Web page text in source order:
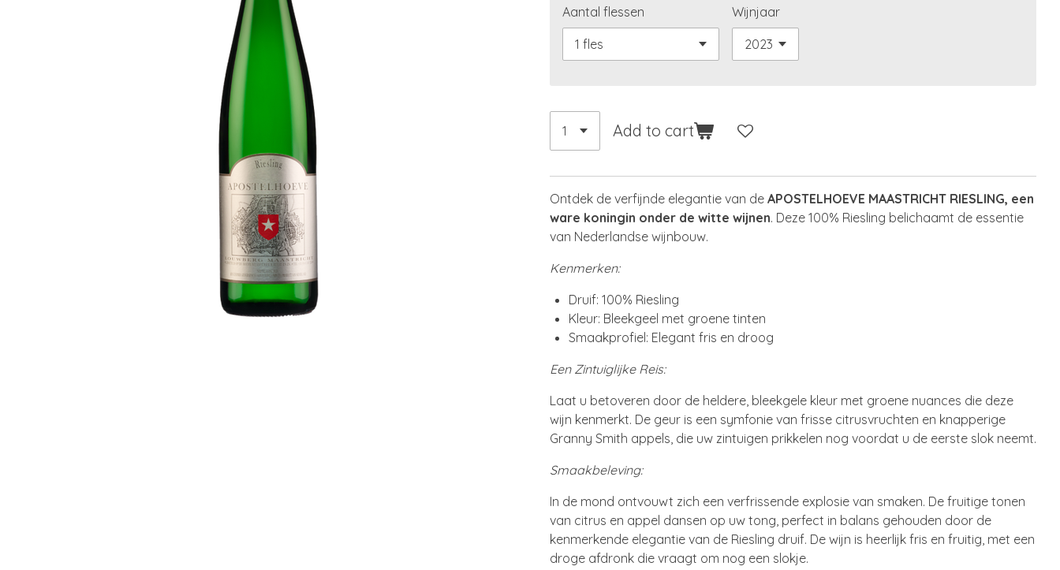
Aantal flessen Wijnjaar
Add to cart
Ontdek de verfijnde elegantie van de APOSTELHOEVE MAASTRICHT RIESLING, een
ware koningin onder de witte wijnen. Deze 100% Riesling belichaamt de essentie
van Nederlandse wijnbouw.
Kenmerken:
Druif: 100% Riesling
Kleur: Bleekgeel met groene tinten
Smaakprofiel: Elegant fris en droog
Een Zintuiglijke Reis:
Laat u betoveren door de heldere, bleekgele kleur met groene nuances die deze
wijn kenmerkt. De geur is een symfonie van frisse citrusvruchten en knapperige
Granny Smith appels, die uw zintuigen prikkelen nog voordat u de eerste slok neemt.
Smaakbeleving:
In de mond ontvouwt zich een verfrissende explosie van smaken. De fruitige tonen
van citrus en appel dansen op uw tong, perfect in balans gehouden door de
kenmerkende elegantie van de Riesling druif. De wijn is heerlijk fris en fruitig, met een
droge afdronk die vraagt om nog een slokje.